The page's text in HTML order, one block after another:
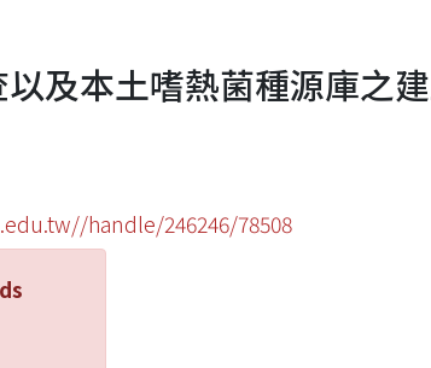
及本土嗜熱菌種源庫之
handle/246246/78508